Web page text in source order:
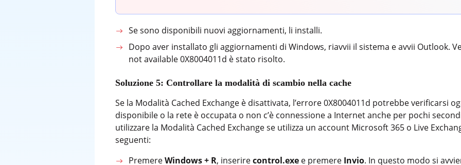
Se sono disponibili nuovi aggiornamenti, li installi.
Dopo aver installato gli aggiornamenti di Windows, riavvii il sistema e avvii Outlook.
not available 0X8004011d è stato risolto.
Soluzione 5: Controllare la modalità di scambio nella cache
Se la Modalità Cached Exchange è disattivata, l’errore 0X8004011d potrebbe verificarsi
disponibile o la rete è occupata o non c’è connessione a Internet anche per pochi
utilizzare la Modalità Cached Exchange se utilizza un account Microsoft 365 o Live
seguenti:
PremereWindows + R, inserirecontrol.exe e premere Invio. In questo modo si